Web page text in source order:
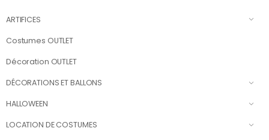
ARTIFICES
Costumes OUTLET
Décoration OUTLET
DÉCORATIONS ET BALLONS
HALLOWEEN
LOCATION DE COSTUMES